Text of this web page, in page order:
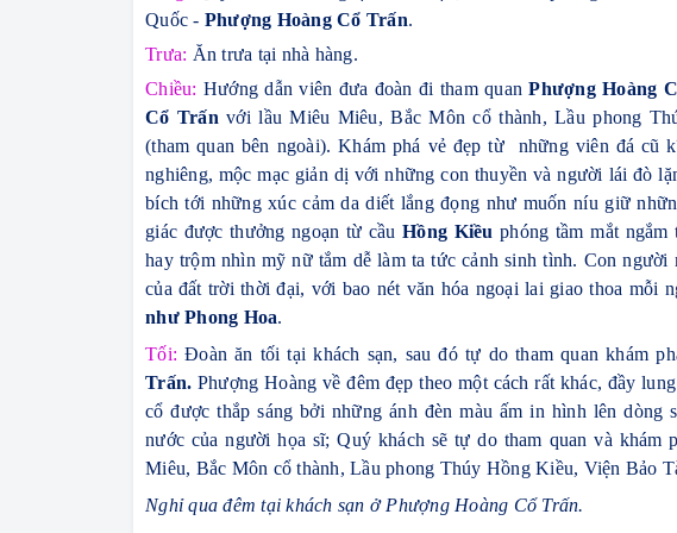
Quốc - Phượng Hoàng Cổ Trấn.
Trưa: Ăn trưa tại nhà hàng.
Chiều: Hướng dẫn viên đưa đoàn đi tham quanPhượng Hoàng
Cổ Trấn với lầu Miêu Miêu, Bắc Môn cổ thành, Lầu phong
(tham quan bên ngoài). Khám phá vẻ đẹp từ những viên đá cũ
nghiêng, mộc mạc giản dị với những con thuyền và người lái đò
bích tới những xúc cảm da diết lắng đọng như muốn níu giữ
giác được thưởng ngoạn từ cầuHồng Kiềuphóng tầm mắt
hay trộm nhìn mỹ nữ tắm dễ làm ta tức cảnh sinh tình. Con người
của đất trời thời đại, với bao nét văn hóa ngoại lai giao thoa mỗi
như Phong Hoa.
Tối:Đoàn ăn tối tại khách sạn, sau đó tự do tham quan khám
Trấn. Phượng Hoàng về đêm đẹp theo một cách rất khác, đầy
cổ được thắp sáng bởi những ánh đèn màu ấm in hình lên dòng
nước của người họa sĩ; Quý khách sẽ tự do tham quan và
Miêu, Bắc Môn cổ thành, Lầu phong Thúy Hồng Kiều, Viện Bảo
Nghỉ qua đêm tại khách sạn ở Phượng Hoàng Cổ Trấn.